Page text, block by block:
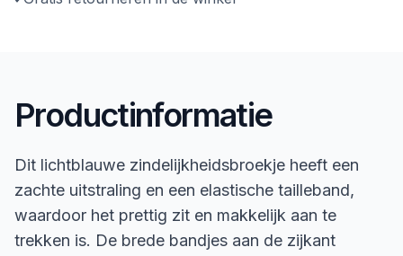
Productinformatie
Dit lichtblauwe zindelijkheidsbroekje heeft een
zachte uitstraling en een elastische tailleband,
waardoor het prettig zit en makkelijk aan te
trekken is. De brede bandjes aan de zijkant